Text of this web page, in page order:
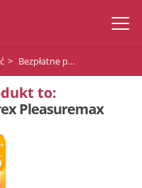
Bezpłatne próbki Durex Pleasuremax
to:
Pleasuremax